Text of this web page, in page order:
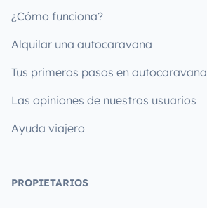
¿Cómo funciona?
Alquilar una autocaravana
Tus primeros pasos en autocaravana
Las opiniones de nuestros usuarios
Ayuda viajero
PROPIETARIOS